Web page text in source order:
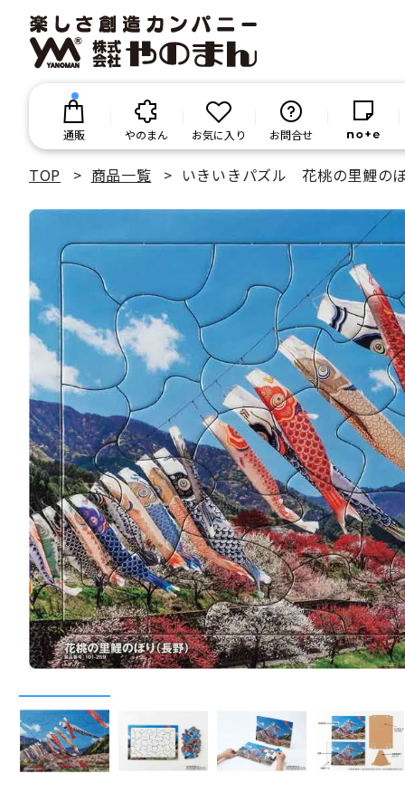
通販 やのまん お気に入り お問合せ
TOP 商品一覧 いきいきパズル 花桃の里鯉の